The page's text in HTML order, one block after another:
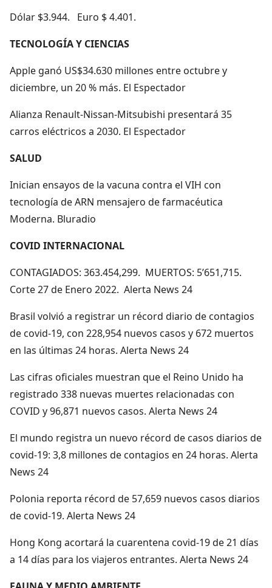
Dólar $3.944. Euro $ 4.401.
TECNOLOGÍA Y CIENCIAS
Apple ganó US$34.630 millones entre octubre y
diciembre, un 20 % más. El Espectador
Alianza Renault-Nissan-Mitsubishi presentará 35
carros eléctricos a 2030. El Espectador
SALUD
Inician ensayos de la vacuna contra el VIH con
tecnología de ARN mensajero de farmacéutica
Moderna. Bluradio
COVID INTERNACIONAL
CONTAGIADOS: 363.454,299. MUERTOS: 5’651,715.
Corte 27 de Enero 2022. Alerta News 24
Brasil volvió a registrar un récord diario de contagios
de covid-19, con 228,954 nuevos casos y 672 muertos
en las últimas 24 horas. Alerta News 24
Las cifras oficiales muestran que el Reino Unido ha
registrado 338 nuevas muertes relacionadas con
COVID y 96,871 nuevos casos. Alerta News 24
El mundo registra un nuevo récord de casos diarios de
covid-19: 3,8 millones de contagios en 24 horas. Alerta
News 24
Polonia reporta récord de 57,659 nuevos casos diarios
de covid-19. Alerta News 24
Hong Kong acortará la cuarentena covid-19 de 21 días
a 14 días para los viajeros entrantes. Alerta News 24